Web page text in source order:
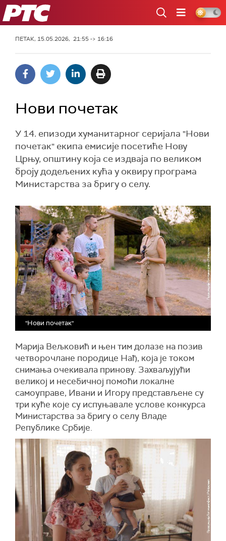
РТС
ПЕТАК, 15.05.2026, 21:55 -> 16:16
Нови почетак
У 14. епизоди хуманитарног серијала "Нови
почетак" екипа емисије посетиће Нову
Црњу, општину која се издваја по великом
броју додељених кућа у оквиру програма
Министарства за бригу о селу.
"Нови почетак"
Марија Вељковић и њен тим долазе на позив
четворочлане породице Нађ, која је током
снимања очекивала принову. Захваљујући
великој и несебичној помоћи локалне
самоуправе, Ивани и Игору представљене су
три куће које су испуњавале услове конкурса
Министарства за бригу о селу Владе
Републике Србије.